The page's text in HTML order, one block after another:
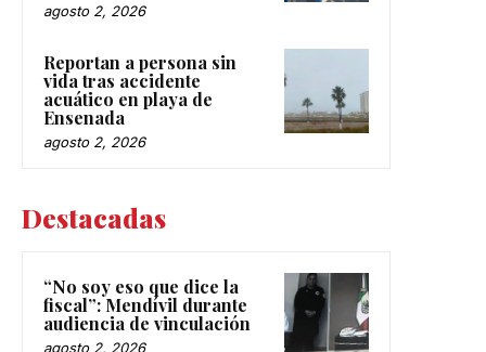
agosto 2, 2026
Reportan a persona sin
vida tras accidente
acuático en playa de
Ensenada
agosto 2, 2026
Destacadas
“No soy eso que dice la
fiscal”: Mendívil durante
audiencia de vinculación
agosto 2, 2026